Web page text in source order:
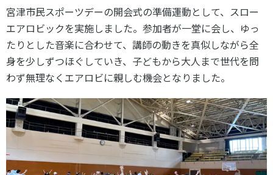
SPORT POLICY INCUBATOR ―スポーツ政策の『卵』 ―
Sport Topics
スポーツ 歴史の検証
スポーツ辞典
SSF BOOKS
宮津市民スポーツデーの開会式の準備運動として、スロー
エアロビックを実施しました。参加者が一堂に会し、ゆっ
たりとした音楽に合わせて、講師の動きを真似しながら全
身を少しずつほぐしていき、子どもから大人まで世代を問
わず無理なくエアロビに親しむ機会となりました。